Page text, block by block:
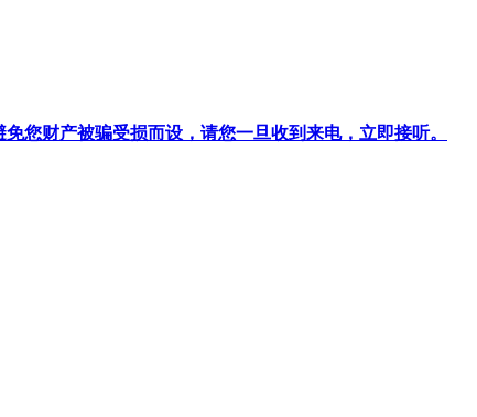
您财产被骗受损而设，请您一旦收到来电，立即接听。